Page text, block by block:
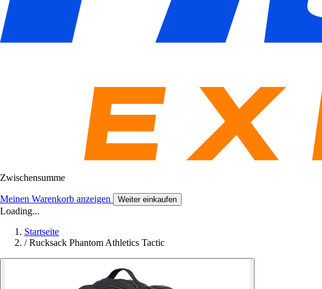
Zwischensumme
Meinen Warenkorb anzeigen Weiter einkaufen
Loading...
Startseite
/ Rucksack Phantom Athletics Tactic